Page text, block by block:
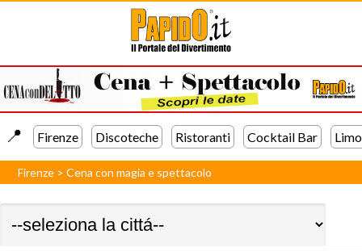
📍️ Firenze Discoteche Ristoranti Cocktail Bar
Firenze >Cena con magia e spettacolo